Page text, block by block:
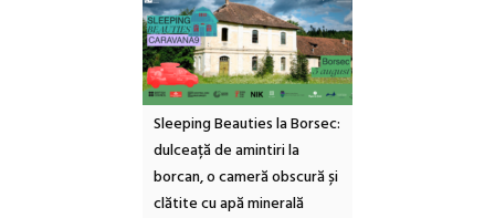
Sleeping Beauties la Borsec:
dulceață de amintiri la
borcan, o cameră obscură și
clătite cu apă minerală
Festivalul Strada
ateliere și întâlniri în